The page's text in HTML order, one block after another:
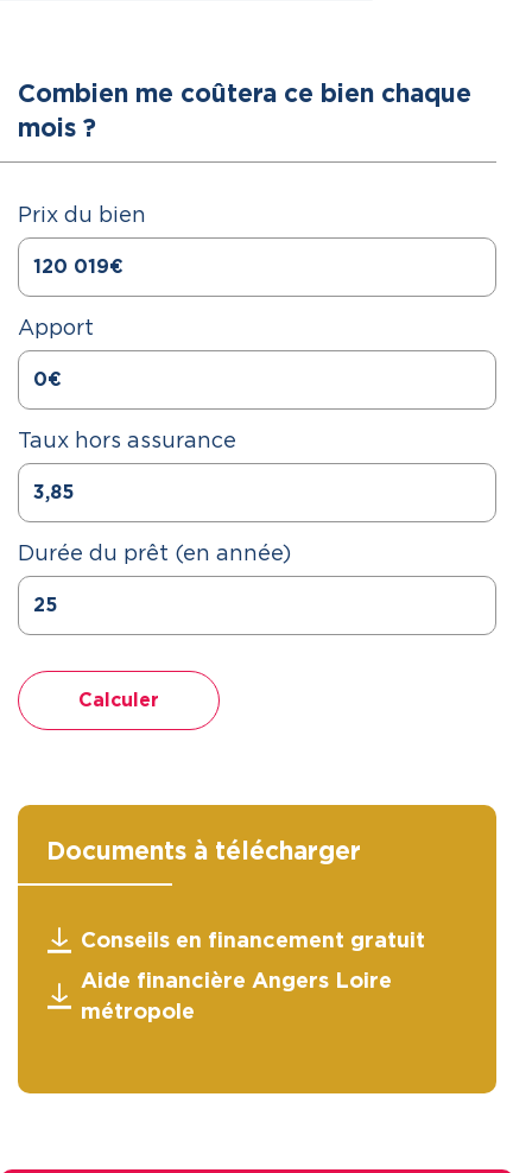
Combien me coûtera ce bien chaque
mois ?
Prix du bien
Apport
Taux hors assurance
Durée du prêt (en année)
Calculer
Documents à télécharger
Conseils en financement gratuit
Aide financière Angers Loire
métropole